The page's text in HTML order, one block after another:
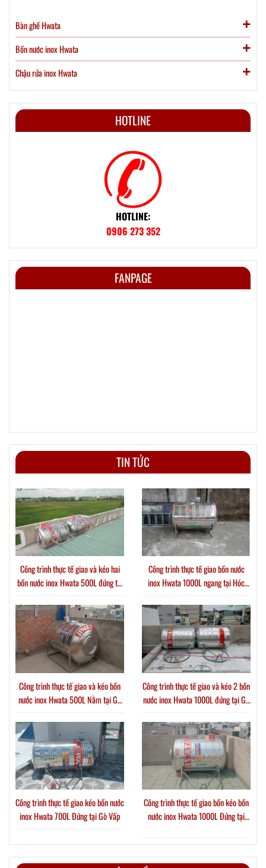
Bàn ghế Hwata
Bồn nước inox Hwata
Chậu rửa inox Hwata
HOTLINE
HOTLINE:
0906 273 352
FANPAGE
TIN TỨC
Công trình thực tế giao và kéo hai
bồn nước inox Hwata 500L đứng tại
Công trình thực tế giao bồn nước
inox Hwata 1000L ngang tại Hóc
Công trình thực tế giao và kéo bồn
nước inox Hwata 500L Nằm tại Gò
Công trình thực tế giao và kéo 2 bồn
nước inox Hwata 1000L đứng tại Gò
Công trình thực tế giao kéo bồn nước
inox Hwata 700L Đứng tại Gò Vấp
Công trình thực tế giao bồn kéo bồn
nước inox Hwata 1000L Đứng tại